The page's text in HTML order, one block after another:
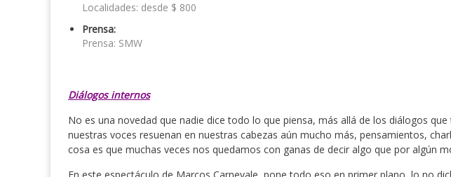
Localidades: desde $ 800
Prensa:
Prensa: SMW
Diálogos internos
No es una novedad que nadie dice todo lo que piensa, más allá de los diálogos
nuestras voces resuenan en nuestras cabezas aún mucho más, pensamientos,
cosa es que muchas veces nos quedamos con ganas de decir algo que por algún